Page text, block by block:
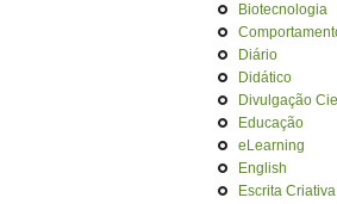
Biotecnologia
Diário
Didático
Divulgação
Educação
eLearning
English
Escrita Criativa